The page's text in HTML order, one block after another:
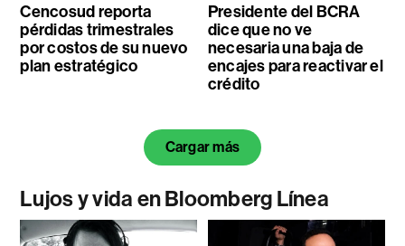
Cencosud reporta
pérdidas trimestrales
por costos de su nuevo
plan estratégico
Presidente del BCRA
dice que no ve
necesaria una baja de
encajes para reactivar el
crédito
Cargar más
Lujos y vida en Bloomberg Línea